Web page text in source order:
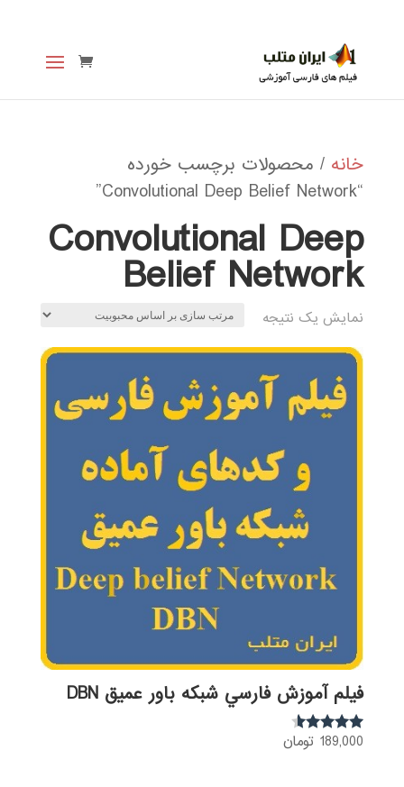
خانه / محصولات برچسب خورده
“Convolutional Deep Belief Network”
Convolutional Deep
Belief Network
نمایش یک نتیجه
فيلم آموزش فارسي شبكه باور عميق DBN
نمره
189,000 تومان